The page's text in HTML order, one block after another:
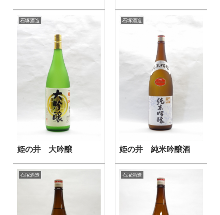
石塚酒造
姫の井 大吟醸
石塚酒造
姫の井 純米吟醸酒
石塚酒造 石塚酒造